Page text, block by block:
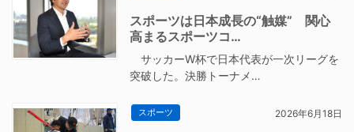
スポーツは日本成長の“触媒” 関心
高まるスポーツコ…
サッカーW杯で日本代表が一次リーグを
突破した。決勝トーナメ…
スポーツ 2026年6月18日